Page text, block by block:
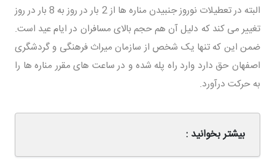
البته در تعطیلات نوروز جنبیدن مناره ها از 2 بار در روز به 8 بار در روز
تغییر می کند که دلیل آن هم حجم بالای مسافران در ایام عید است.
ضمن این که تنها یک شخص از سازمان میراث فرهنگی و گردشگری
اصفهان حق دارد وارد راه پله شده و در ساعت های مقرر مناره ها را
به حرکت درآورد.
بیشتر بخوانید :